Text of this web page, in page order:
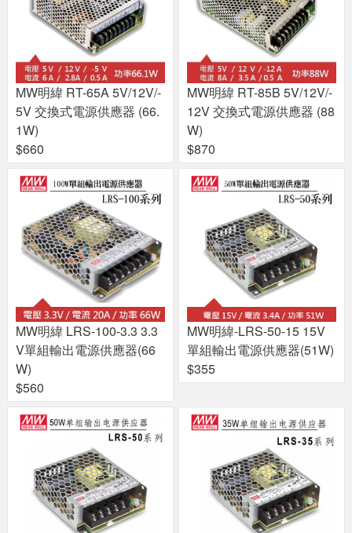
MW明緯 RT-65A 5V/12V/-
5V 交換式電源供應器 (66.
1W)
$660
MW明緯 RT-85B 5V/12V/-
12V 交換式電源供應器 (88
W)
$870
MW明緯 LRS-100-3.3 3.3
V單組輸出電源供應器(66
W)
$560
MW明緯-LRS-50-15 15V
單組輸出電源供應器(51W)
$355